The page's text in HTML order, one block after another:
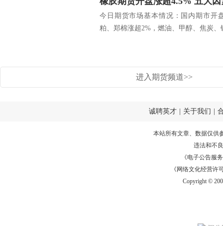
今日期货市场基本情况：国内期市开
粕、郑棉涨超2%，燃油、甲醇、焦炭、
进入期货频道>>
诚聘英才 关于我们
本站所有文章、数据仅供
违法和不
《电子公告服务
《网络文化经营许
Copyright ©